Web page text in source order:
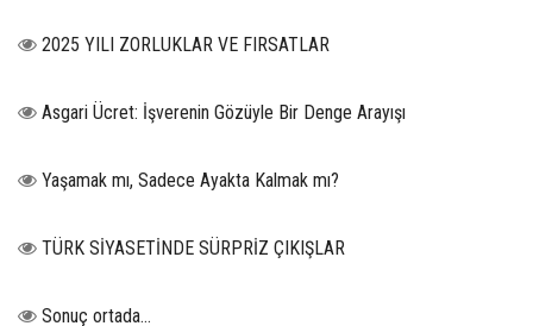
2025 YILI ZORLUKLAR VE FIRSATLAR
Asgari Ücret: İşverenin Gözüyle Bir Denge Arayışı
Yaşamak mı, Sadece Ayakta Kalmak mı?
TÜRK SİYASETİNDE SÜRPRİZ ÇIKIŞLAR
Sonuç ortada…